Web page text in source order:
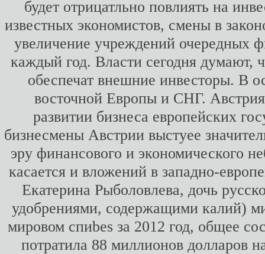
будет отрицатльно повлиять на
известных экономистов, смены в
увеличение учреждений очередных
каждый год. Власти сегодня думают,
обеспечат внешние инвесторы. В
восточной Европы и СНГ.
развитии бизнеса европейских
бизнесмены Австрии выстуее
эру финансового и экономического
касается и вложений в западно-
Екатерина Рыболовлева, дочь
удобрениями, содержащими калий)
мировом спиbes за 2012 год, общее
потратила 88 миллионов долларов